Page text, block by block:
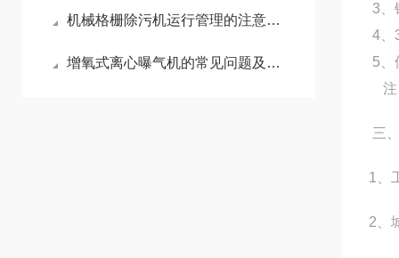
机械格栅除污机运行管理的注意事项
增氧式离心曝气机的常见问题及解决策略
3、
4、
5、
三
1、
2、